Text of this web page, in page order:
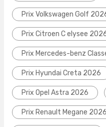
Prix Volkswagen Golf
Prix Citroen C elysee
Prix Mercedes-benz
Prix Hyundai Creta 2026
Prix Opel Astra 2026
Prix Renault Megane 2026